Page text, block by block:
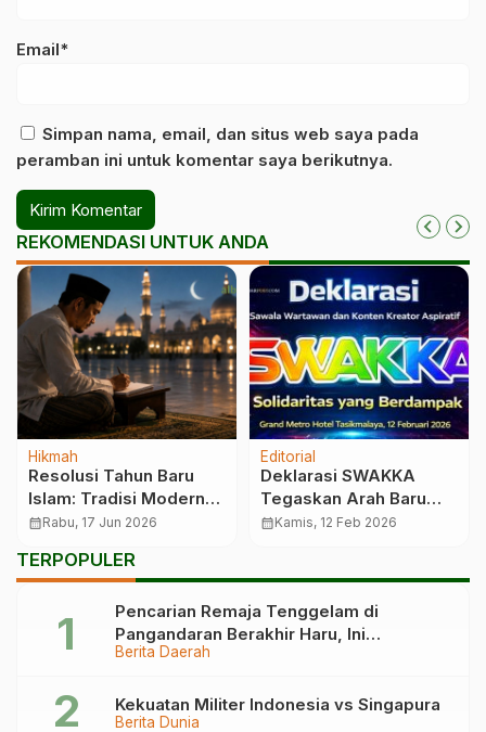
Email*
Simpan nama, email, dan situs web saya pada
peramban ini untuk komentar saya berikutnya.
REKOMENDASI UNTUK ANDA
Hikmah
Resolusi Tahun Baru
Islam: Tradisi Modern
atau Anjuran Syariat?
calendar_monthRabu, 17 Jun 2026
Editorial
Deklarasi SWAKKA
Tegaskan Arah Baru
Media Lokal
calendar_monthKamis, 12 Feb 2026
TERPOPULER
Berita Daerah
Pencarian Remaja Tenggelam di
Pangandaran Berakhir Haru, Ini
Kronologinya
Berita Dunia
Kekuatan Militer Indonesia vs Singapura